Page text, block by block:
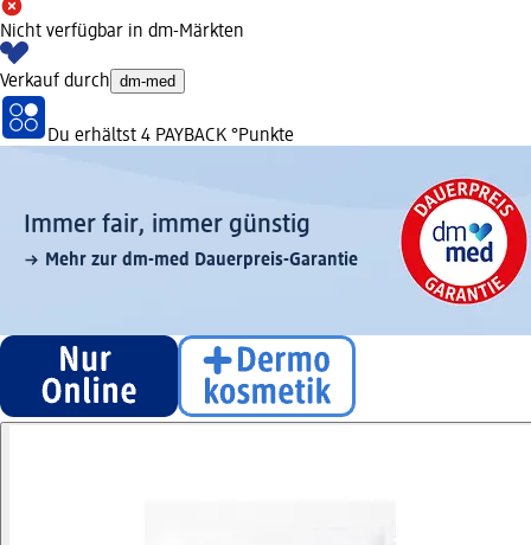
Nicht verfügbar in dm-Märkten
Verkauf durch dm-med
Du erhältst 4 PAYBACK °Punkte
Immer fair,­ immer günstig
Mehr zur dm-med Dauerpreis-Garantie